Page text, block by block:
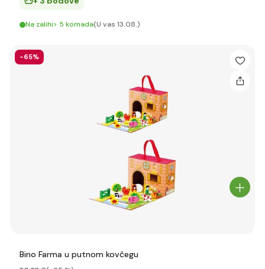
Na zalihi> 5 komada(U vas 13.08.)
-65%
Bino Farma u putnom kovčegu